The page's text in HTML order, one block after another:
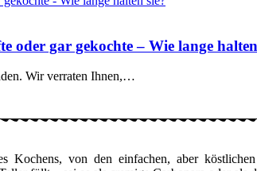
oder gar gekochte – Wie lange
Wir verraten Ihnen,…
von den einfachen, aber